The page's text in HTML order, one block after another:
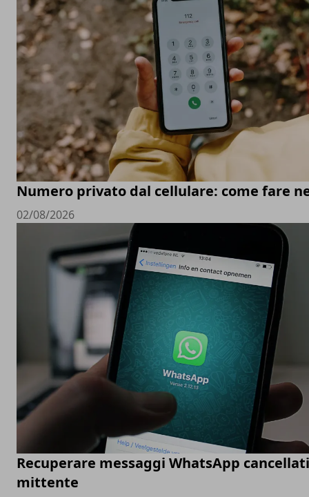
Numero privato dal cellulare: come fare
02/08/2026
Recuperare messaggi WhatsApp
mittente